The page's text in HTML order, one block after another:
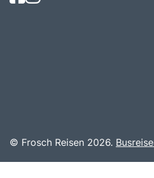
© Frosch Reisen 2026.